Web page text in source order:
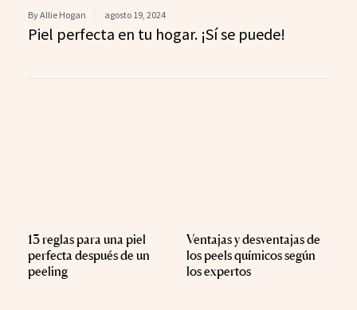
By Allie Hogan agosto 19, 2024
Piel perfecta en tu hogar. ¡Sí se puede!
13 reglas para una piel
perfecta después de un
peeling
Ventajas y desventajas de
los peels químicos según
los expertos